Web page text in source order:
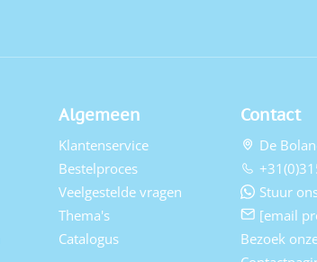
Algemeen
Klantenservice
Bestelproces
Veelgestelde vragen
Thema's
Catalogus
Contact
De
Stuur
[email
Bezoek